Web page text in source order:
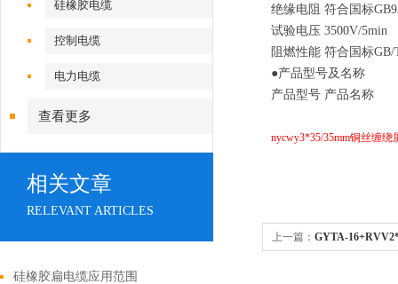
硅橡胶电缆
控制电缆
电力电缆
查看更多
相关文章
RELEVANT ARTICLES
硅橡胶扁电缆应用范围
绝缘电阻 符合国标
试验电压 3500V/5min
阻燃性能 符合国标GB/
●产品型号及名称
产品型号 产品名称
nycwy3*35/35mm铜丝缠绕
上一篇： GYTA-